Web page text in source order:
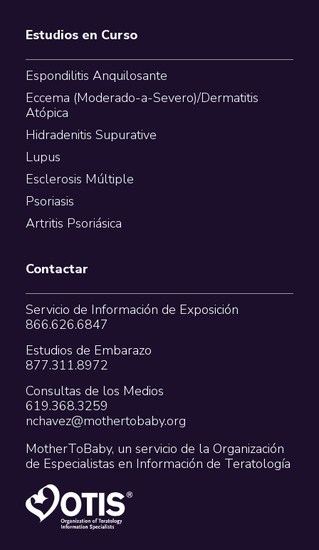
Estudios en Curso
Espondilitis Anquilosante
Eccema (Moderado-a-Severo)/Dermatitis
Atópica
Hidradenitis Supurative
Lupus
Esclerosis Múltiple
Psoriasis
Artritis Psoriásica
Contactar
Servicio de Información de Exposición
866.626.6847
Estudios de Embarazo
877.311.8972
Consultas de los Medios
619.368.3259
nchavez@mothertobaby.org
MotherToBaby, un servicio de la Organización
de Especialistas en Información de Teratología